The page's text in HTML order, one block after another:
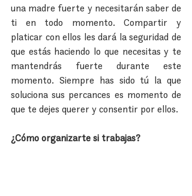
una madre fuerte y necesitarán saber de
ti en todo momento. Compartir y
platicar con ellos les dará la seguridad de
que estás haciendo lo que necesitas y te
mantendrás fuerte durante este
momento. Siempre has sido tú la que
soluciona sus percances es momento de
que te dejes querer y consentir por ellos.
¿Cómo organizarte si trabajas?